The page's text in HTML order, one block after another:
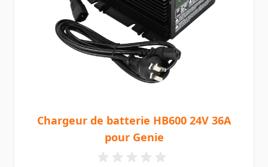
Chargeur de batterie HB600 24V 36A
pour Genie